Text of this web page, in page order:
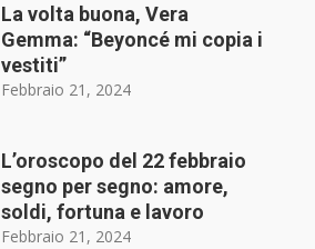
La volta buona, Vera
Gemma: “Beyoncé mi copia i
vestiti”
Febbraio 21, 2024
L’oroscopo del 22 febbraio
segno per segno: amore,
soldi, fortuna e lavoro
Febbraio 21, 2024